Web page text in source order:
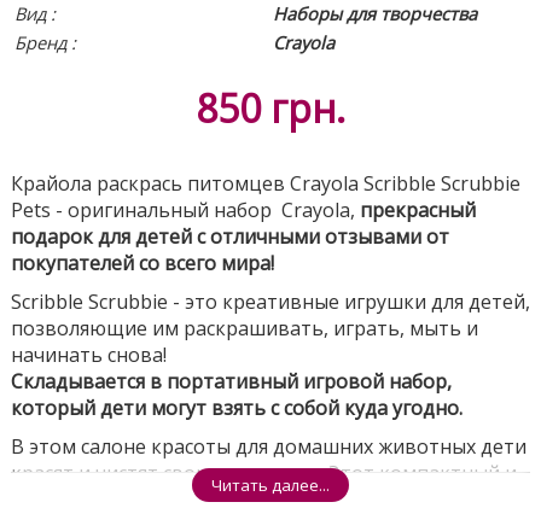
Вид :
Наборы для творчества
Бренд :
Crayola
850 грн.
Крайола раскрась питомцев Crayola Scribble Scrubbie
Pets - оригинальный набор Crayola, прекрасный
подарок для детей с отличными отзывами от
покупателей со всего мира!
Scribble Scrubbie - это креативные игрушки для детей,
позволяющие им раскрашивать, играть, мыть и
начинать снова!
Складывается в портативный игровой набор,
который дети могут взять с собой куда угодно.
В этом салоне красоты для домашних животных дети
красят и чистят своих питомцев. Этот компактный и
портативный салон, можно брать с собой куда бы вы
Читать далее...